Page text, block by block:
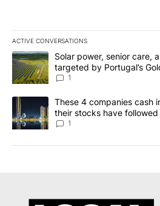
ACTIVE CONVERSATIONS
The following is a list of the most
A trending article titled "Solar
Solar power, senior care,
targeted by Portugal’s
News 8
1
A trending article titled "These 4
These 4 companies cash
their stocks have
1